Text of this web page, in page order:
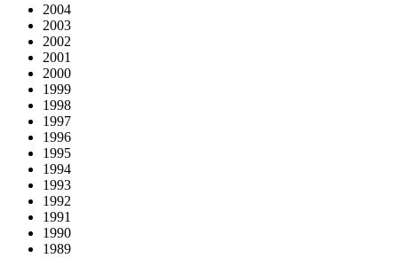
2004
2003
2002
2001
2000
1999
1998
1997
1996
1995
1994
1993
1992
1991
1990
1989